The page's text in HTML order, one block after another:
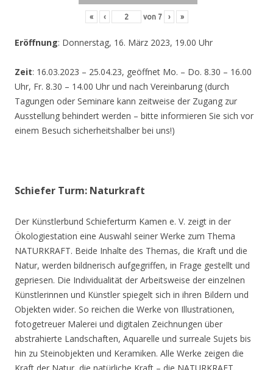
« ‹ von 7 › »
Eröffnung: Donnerstag, 16. März 2023, 19.00 Uhr
Zeit: 16.03.2023 – 25.04.23, geöffnet Mo. – Do. 8.30 – 16.00
Uhr, Fr. 8.30 – 14.00 Uhr und nach Vereinbarung (durch
Tagungen oder Seminare kann zeitweise der Zugang zur
Ausstellung behindert werden – bitte informieren Sie sich vor
einem Besuch sicherheitshalber bei uns!)
Schiefer Turm: Naturkraft
Der Künstlerbund Schieferturm Kamen e. V. zeigt in der
Ökologiestation eine Auswahl seiner Werke zum Thema
NATURKRAFT. Beide Inhalte des Themas, die Kraft und die
Natur, werden bildnerisch aufgegriffen, in Frage gestellt und
gepriesen. Die Individualität der Arbeitsweise der einzelnen
Künstlerinnen und Künstler spiegelt sich in ihren Bildern und
Objekten wider. So reichen die Werke von Illustrationen,
fotogetreuer Malerei und digitalen Zeichnungen über
abstrahierte Landschaften, Aquarelle und surreale Sujets bis
hin zu Steinobjekten und Keramiken. Alle Werke zeigen die